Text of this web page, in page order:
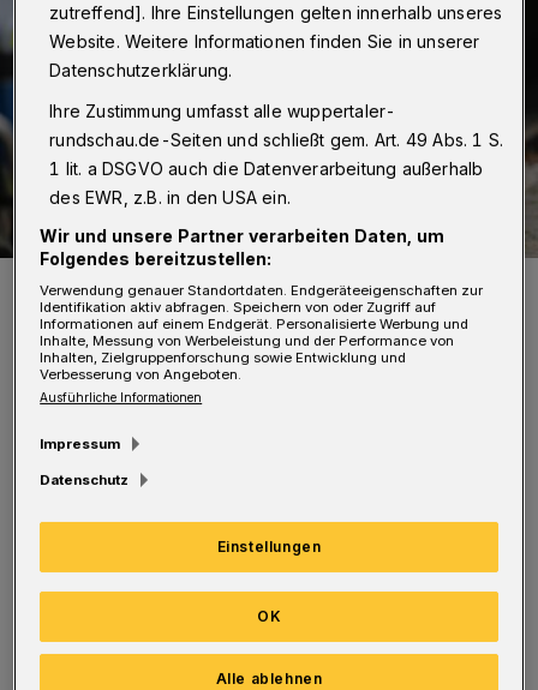
Foto: Christoph Petersen
E
Rollstuhl die Wittener Straße überquert. Als er
auf Höhe der Pizzeria die Bordsteinkante des
Gehwegs erreichte, kam es zu einem
Zusammenstoß mit einem grauen Pkw.
zutreffend]. Ihre Einstellungen gelten innerhalb unseres
Website. Weitere Informationen finden Sie in unserer
Datenschutzerklärung.
Ihre Zustimmung umfasst alle wuppertaler-
rundschau.de-Seiten und schließt gem. Art. 49 Abs. 1 S.
1 lit. a DSGVO auch die Datenverarbeitung außerhalb
des EWR, z.B. in den USA ein.
Wir und unsere Partner verarbeiten Daten, um
Folgendes bereitzustellen:
Verwendung genauer Standortdaten. Endgeräteeigenschaften zur
Identifikation aktiv abfragen. Speichern von oder Zugriff auf
Informationen auf einem Endgerät. Personalisierte Werbung und
Inhalte, Messung von Werbeleistung und der Performance von
Inhalten, Zielgruppenforschung sowie Entwicklung und
Verbesserung von Angeboten.
Ausführliche Informationen
Impressum
Datenschutz
Einstellungen
Alle ablehnen
OK